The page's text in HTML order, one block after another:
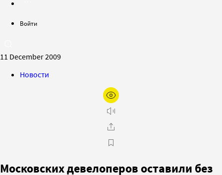
Войти
11 December 2009
Новости
Московских девелоперов оставили без